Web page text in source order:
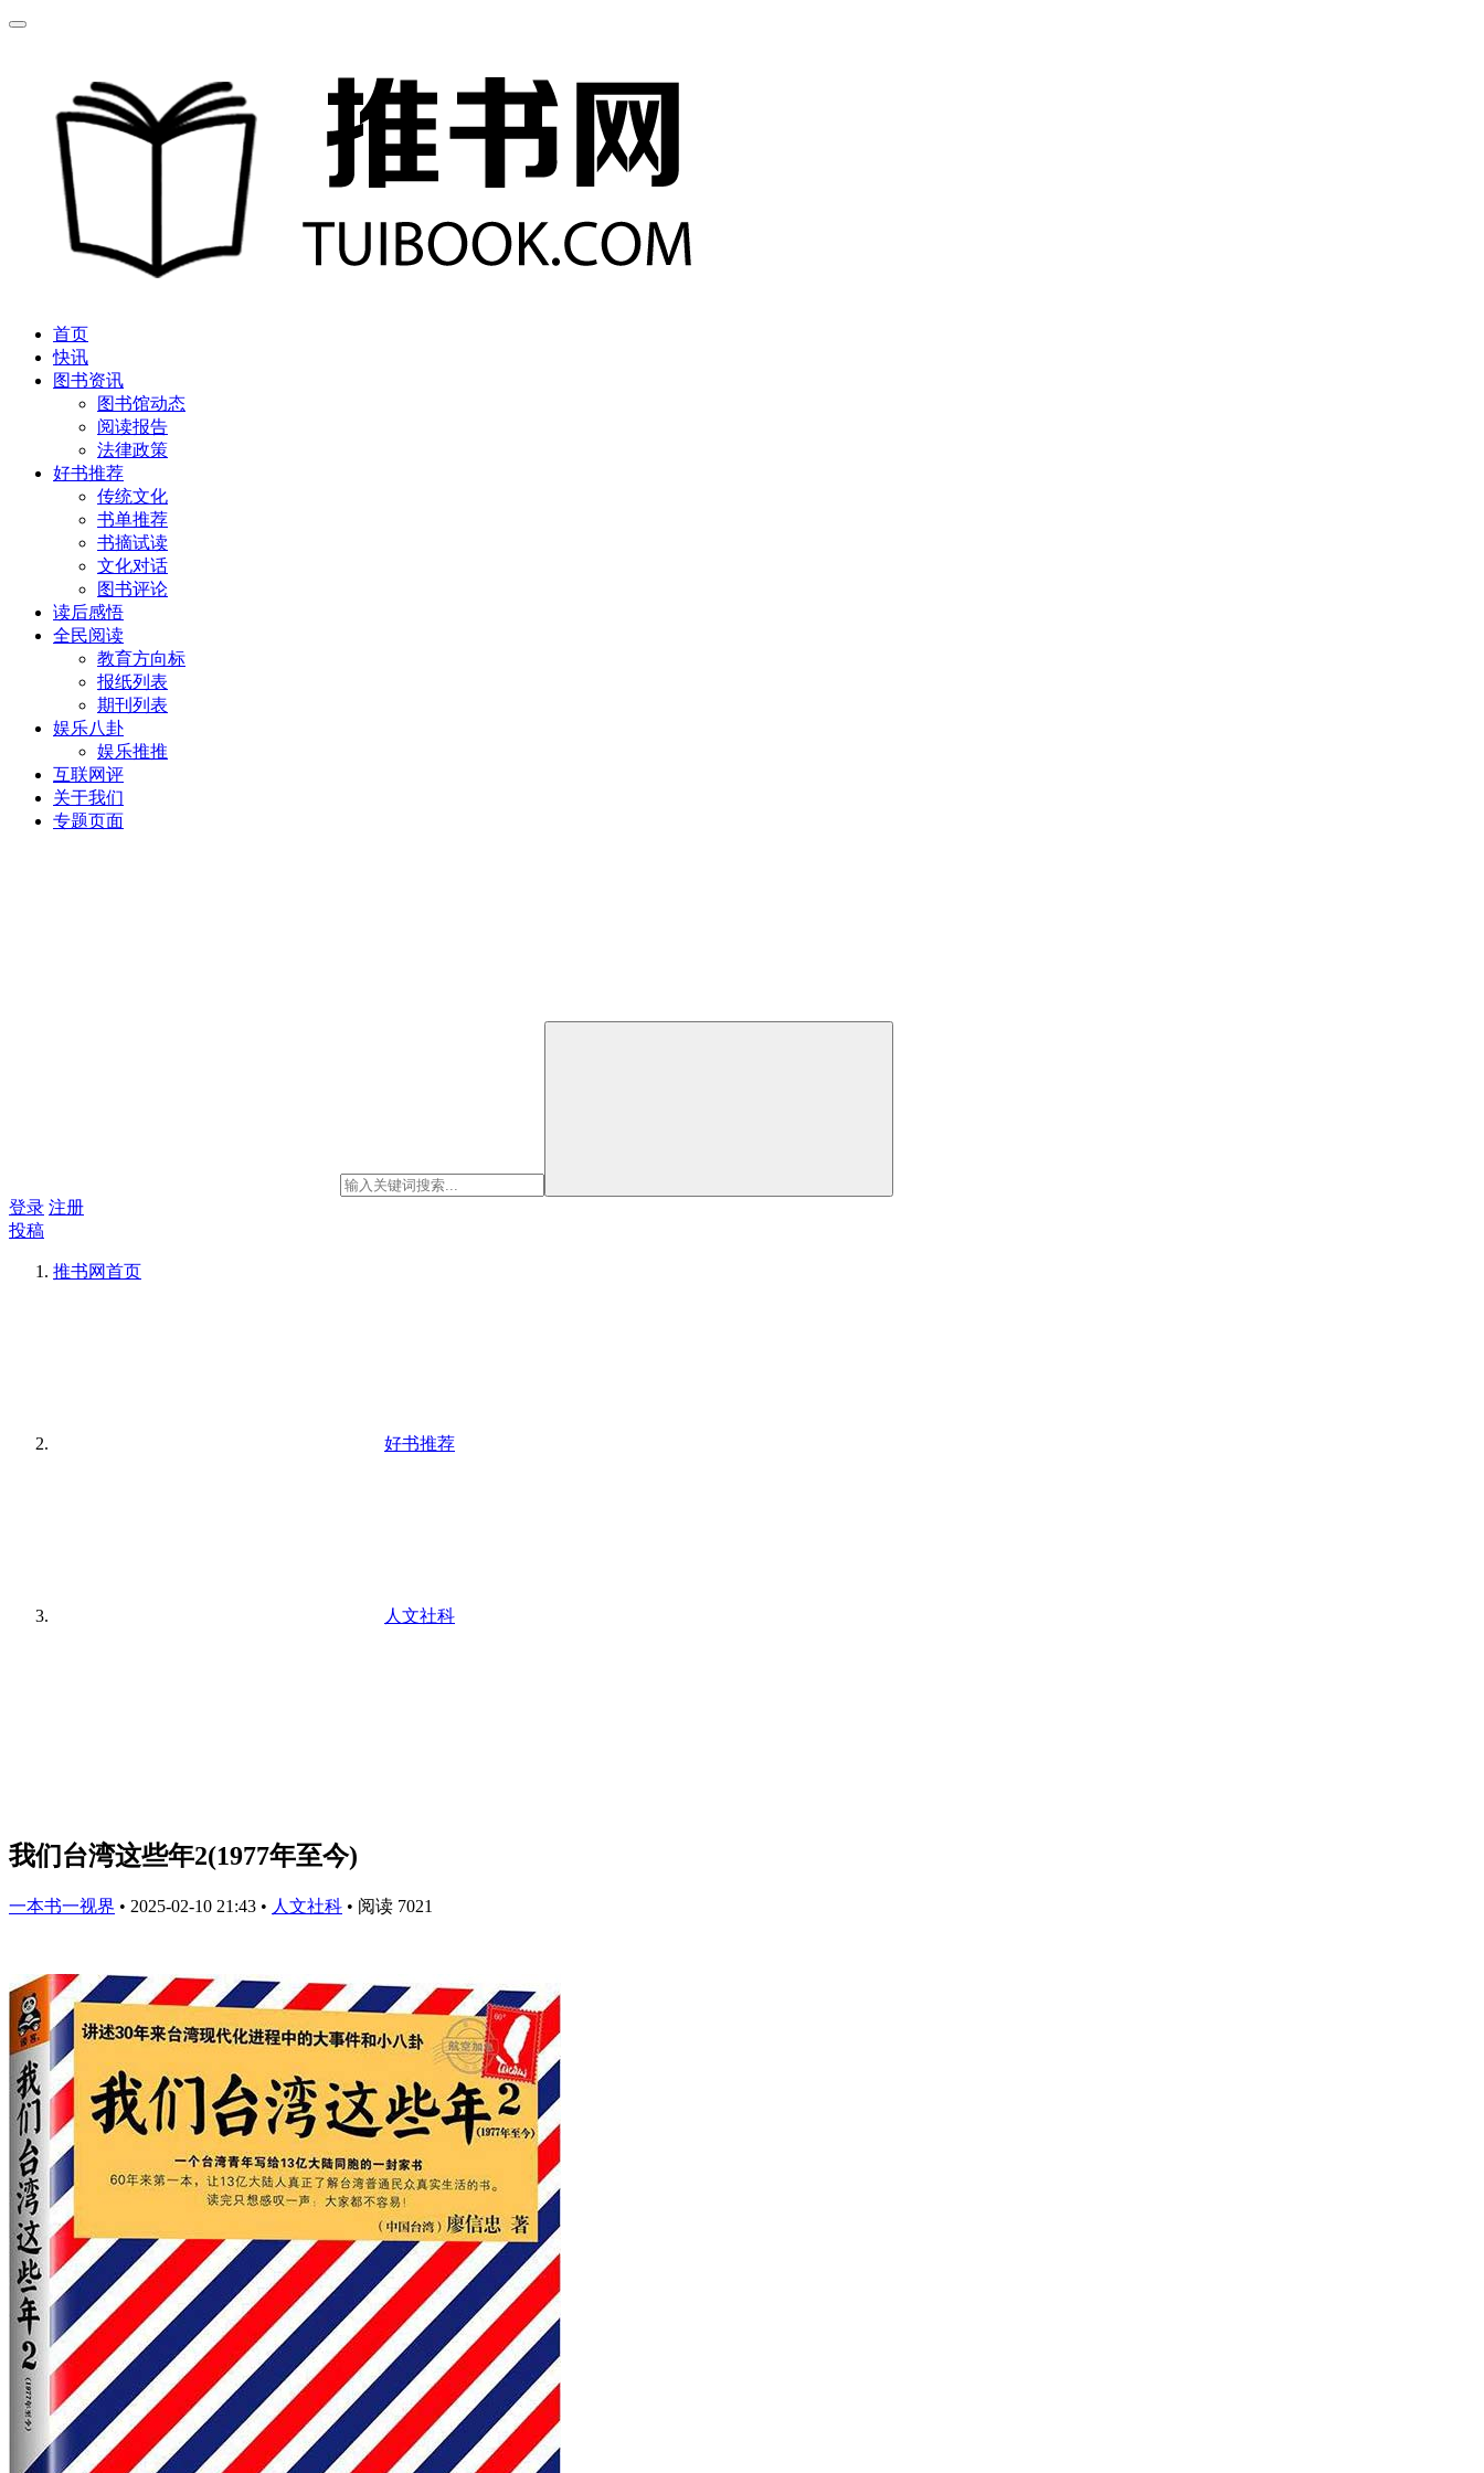
首页
快讯
图书资讯
图书馆动态
阅读报告
法律政策
好书推荐
传统文化
书单推荐
书摘试读
文化对话
图书评论
读后感悟
全民阅读
教育方向标
报纸列表
期刊列表
娱乐八卦
娱乐推推
互联网评
关于我们
专题页面
登录 注册
投稿
推书网首页
好书推荐
人文社科
我们台湾这些年2(1977年至今)
一本书一视界 • 2025-02-10 21:43 • 人文社科 • 阅读 7021